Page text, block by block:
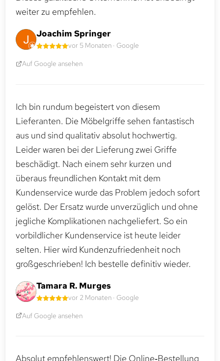
weiter zu empfehlen.
Joachim Springer
vor 5 Monaten · Google
Auf Google ansehen
Ich bin rundum begeistert von diesem
Lieferanten. Die Möbelgriffe sehen fantastisch
aus und sind qualitativ absolut hochwertig.
Leider waren bei der Lieferung zwei Griffe
beschädigt. Nach einem sehr kurzen und
überaus freundlichen Kontakt mit dem
Kundenservice wurde das Problem jedoch sofort
gelöst. Der Ersatz wurde unverzüglich und ohne
jegliche Komplikationen nachgeliefert. So ein
vorbildlicher Kundenservice ist heute leider
selten. Hier wird Kundenzufriedenheit noch
großgeschrieben! Ich bestelle definitiv wieder.
Tamara R. Murges
vor 2 Monaten · Google
Auf Google ansehen
Absolut empfehlenswert! Die Online‑Bestellung